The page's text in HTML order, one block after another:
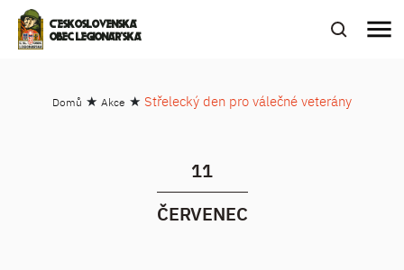
ČESKOSLOVENSKÁ
OBEC LEGIONÁŘSKÁ
menu
Domů ★ Akce ★ Střelecký den pro válečné veterány
11
ČERVENEC